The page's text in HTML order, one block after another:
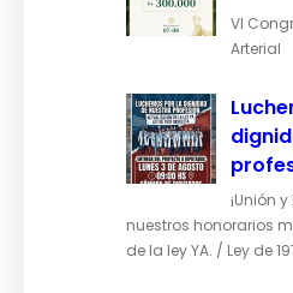
VI
Arterial
¡Unión
nuestros honorarios
de la ley YA. / Ley de